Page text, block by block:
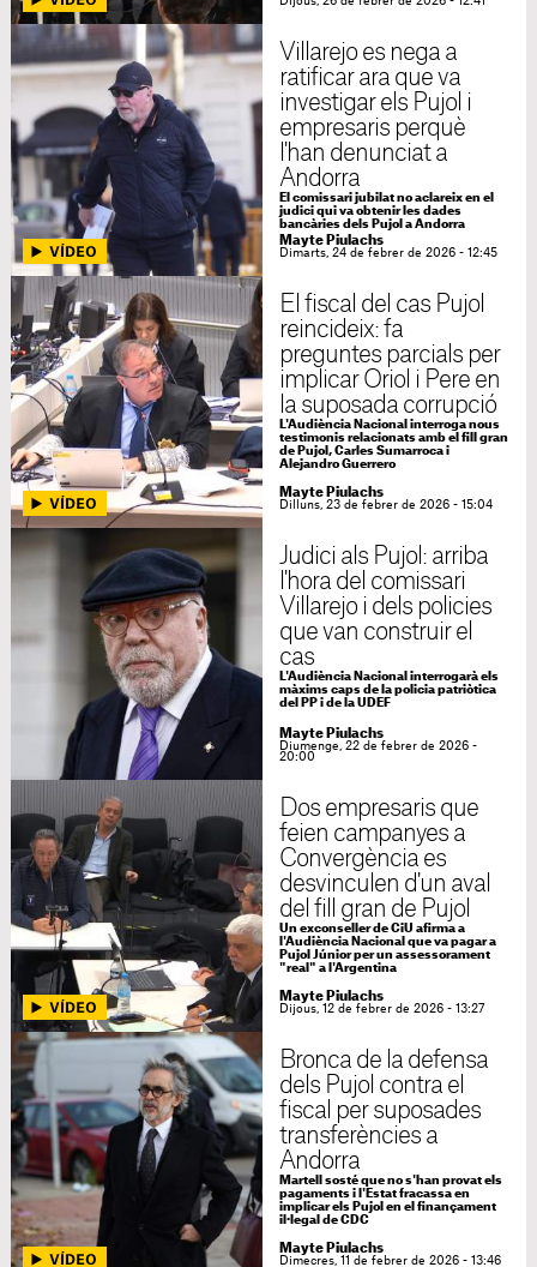
Villarejo es nega a
ratificar ara que va
investigar els Pujol i
empresaris perquè
l'han denunciat a
Andorra
El comissari jubilat no aclareix en el
judici qui va obtenir les dades
bancàries dels Pujol a Andorra
Mayte Piulachs
Dimarts, 24 de febrer de 2026 - 12:45
El fiscal del cas Pujol
reincideix: fa
preguntes parcials per
implicar Oriol i Pere en
la suposada corrupció
L'Audiència Nacional interroga nous
testimonis relacionats amb el fill gran
de Pujol, Carles Sumarroca i
Alejandro Guerrero
Mayte Piulachs
Dilluns, 23 de febrer de 2026 - 15:04
Judici als Pujol: arriba
l'hora del comissari
Villarejo i dels policies
que van construir el
cas
L'Audiència Nacional interrogarà els
màxims caps de la policia patriòtica
del PP i de la UDEF
Mayte Piulachs
Diumenge, 22 de febrer de 2026 -
20:00
Dos empresaris que
feien campanyes a
Convergència es
desvinculen d'un aval
del fill gran de Pujol
Un exconseller de CiU afirma a
l'Audiència Nacional que va pagar a
Pujol Júnior per un assessorament
"real" a l'Argentina
Mayte Piulachs
Dijous, 12 de febrer de 2026 - 13:27
Bronca de la defensa
dels Pujol contra el
fiscal per suposades
transferències a
Andorra
Martell sosté que no s'han provat els
pagaments i l'Estat fracassa en
implicar els Pujol en el finançament
il·legal de CDC
Mayte Piulachs
Dimecres, 11 de febrer de 2026 - 13:46